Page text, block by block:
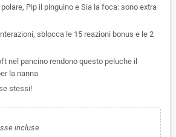
polare, Pip il pinguino e Sia la foca: sono extra
sblocca le 15 reazioni bonus e le 2
nel pancino rendono questo peluche il
la nanna
stessi!
incluse